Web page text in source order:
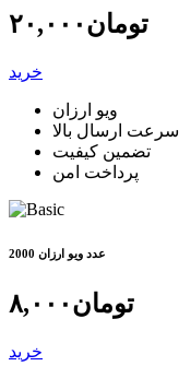
۲۰,۰۰۰تومان
خرید
ویو ارزان
سرعت ارسال بالا
تضمین کیفیت
پرداخت امن
2000 عدد ویو ارزان
۸,۰۰۰تومان
خرید